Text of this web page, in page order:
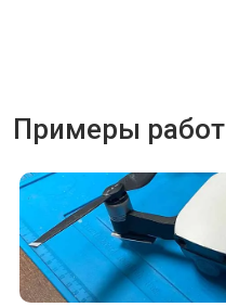
Примеры работ